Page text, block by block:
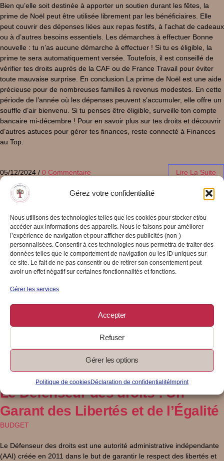
Gérez votre confidentialité
Nous utilisons des technologies telles que les cookies pour stocker et/ou
accéder aux informations des appareils. Nous le faisons pour améliorer
l’expérience de navigation et pour afficher des publicités (non-)
personnalisées. Consentir à ces technologies nous permettra de traiter des
données telles que le comportement de navigation ou les ID uniques sur
ce site. Le fait de ne pas consentir ou de retirer son consentement peut
avoir un effet négatif sur certaines fonctionnalités et fonctions.
Gérer les services
Accepter
Refuser
Gérer les options
Politique de cookiesDéclaration de confidentialitéImprint
Bien qu’elle soit destinée à apporter un soutien durant les fêtes, la
prime de Noël peut être utilisée librement par les bénéficiaires. Elle
peut couvrir des dépenses liées aux repas festifs, à l’achat de cadeaux
ou à d’autres besoins essentiels. Les démarches à effectuer Bonne
nouvelle : tu n’as aucune démarche à effectuer ! Si tu es éligible, la
prime te sera automatiquement versée. Toutefois, il est conseillé de
vérifier tes droits auprès de la CAF ou de France Travail pour éviter
toute mauvaise surprise. En conclusion La prime de Noël est une aide
précieuse pour de nombreuses familles à revenus modestes. En cette
période de l’année où les dépenses peuvent s’accumuler, elle offre un
souffle d’air bienvenu. Si tu penses être éligible, surveille ton compte
bancaire mi-décembre ! Pour en savoir plus sur tes droits et découvrir
d’autres astuces pour gérer tes finances, reste connecté à Finances
au Top.
05/12/2024 / 0 Commentaire Lire La Suite
Le Défenseur des droits : Un
Garant des Libertés et de l’Égalité
BUDGET
Le Défenseur des droits est une autorité administrative indépendante
(AAI) créée en 2011 dans le but de garantir le respect des libertés et